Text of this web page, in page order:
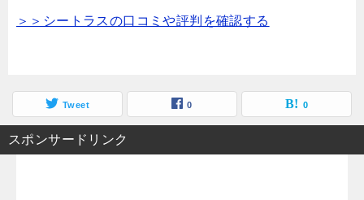
＞＞シートラスの口コミや評判を確認する
Tweet 0 0
スポンサードリンク